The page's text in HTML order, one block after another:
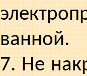
ванной.
7. Не